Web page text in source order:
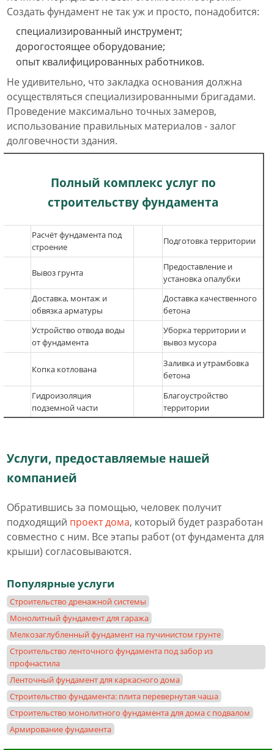
Создать фундамент не так уж и просто, понадобится:
специализированный инструмент;
дорогостоящее оборудование;
опыт квалифицированных работников.
Не удивительно, что закладка основания должна
осуществляться специализированными бригадами.
Проведение максимально точных замеров,
использование правильных материалов - залог
долговечности здания.
Полный комплекс услуг по
строительству фундамента
Расчёт фундамента под
строение
Подготовка территории
Вывоз грунта
Предоставление и
установка опалубки
Доставка, монтаж и
обвязка арматуры
Доставка качественного
бетона
Устройство отвода воды
от фундамента
Уборка территории и
вывоз мусора
Копка котлована
Заливка и утрамбовка
бетона
Гидроизоляция
подземной части
Благоустройство
территории
Услуги, предоставляемые нашей
компанией
Обратившись за помощью, человек получит
подходящий проект дома, который будет разработан
совместно с ним. Все этапы работ (от фундамента для
крыши) согласовываются.
Популярные услуги
Строительство дренажной системы
Монолитный фундамент для гаража
Мелкозаглубленный фундамент на пучинистом грунте
Строительство ленточного фундамента под забор из
профнастила
Ленточный фундамент для каркасного дома
Строительство фундамента: плита перевернутая чаша
Строительство монолитного фундамента для дома с подвалом
Армирование фундамента